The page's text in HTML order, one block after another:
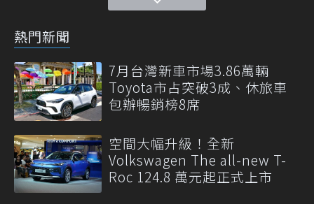
熱門新聞
7月台灣新車市場3.86萬輛
Toyota市占突破3成、休旅車
包辦暢銷榜8席
空間大幅升級！全新
Volkswagen The all-new T-
Roc 124.8 萬元起正式上市